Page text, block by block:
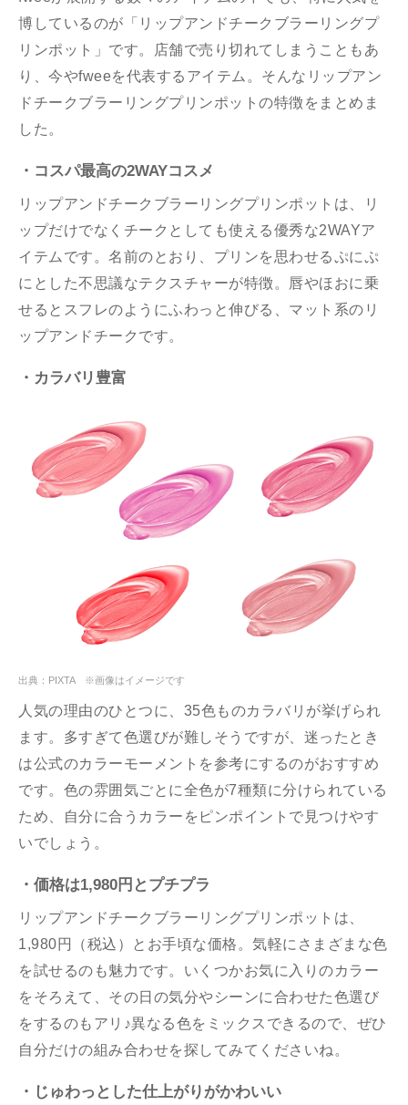
博しているのが「リップアンドチークブラーリングプ
リンポット」です。店舗で売り切れてしまうこともあ
り、今やfweeを代表するアイテム。そんなリップアン
ドチークブラーリングプリンポットの特徴をまとめま
した。
・コスパ最高の2WAYコスメ
リップアンドチークブラーリングプリンポットは、リ
ップだけでなくチークとしても使える優秀な2WAYア
イテムです。名前のとおり、プリンを思わせるぷにぷ
にとした不思議なテクスチャーが特徴。唇やほおに乗
せるとスフレのようにふわっと伸びる、マット系のリ
ップアンドチークです。
・カラバリ豊富
出典：PIXTA ※画像はイメージです
人気の理由のひとつに、35色ものカラバリが挙げられ
ます。多すぎて色選びが難しそうですが、迷ったとき
は公式のカラーモーメントを参考にするのがおすすめ
です。色の雰囲気ごとに全色が7種類に分けられている
ため、自分に合うカラーをピンポイントで見つけやす
いでしょう。
・価格は1,980円とプチプラ
リップアンドチークブラーリングプリンポットは、
1,980円（税込）とお手頃な価格。気軽にさまざまな色
を試せるのも魅力です。いくつかお気に入りのカラー
をそろえて、その日の気分やシーンに合わせた色選び
をするのもアリ♪異なる色をミックスできるので、ぜひ
自分だけの組み合わせを探してみてくださいね。
・じゅわっとした仕上がりがかわいい